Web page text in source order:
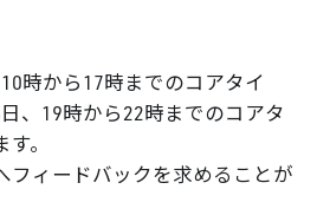
時から17時までのコアタイ
、19時から22時までのコアタ
。
フィードバックを求めることが